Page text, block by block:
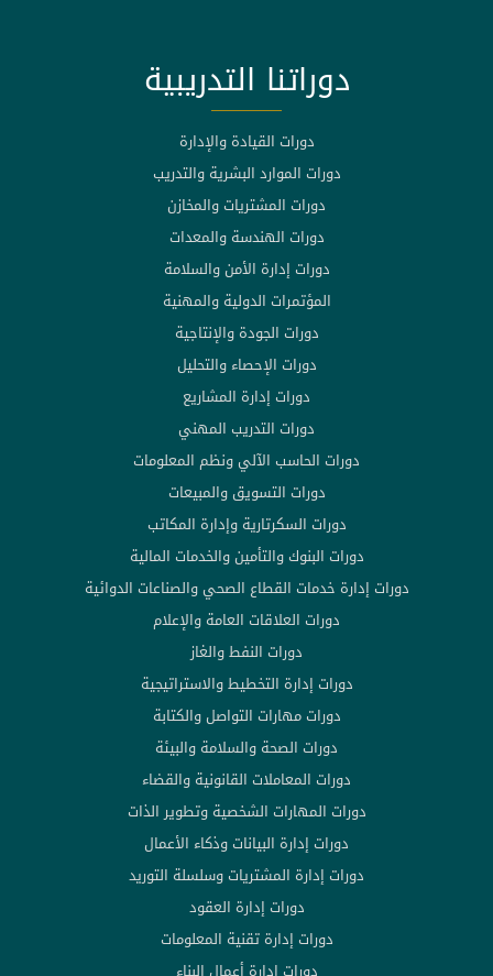
دوراتنا التدريبية
دورات القيادة والإدارة
دورات الموارد البشرية والتدريب
دورات المشتريات والمخازن
دورات الهندسة والمعدات
دورات إدارة الأمن والسلامة
المؤتمرات الدولية والمهنية
دورات الجودة والإنتاجية
دورات الإحصاء والتحليل
دورات إدارة المشاريع
دورات التدريب المهني
دورات الحاسب الآلي ونظم المعلومات
دورات التسويق والمبيعات
دورات السكرتارية وإدارة المكاتب
دورات البنوك والتأمين والخدمات المالية
دورات إدارة خدمات القطاع الصحي والصناعات الدوائية
دورات العلاقات العامة والإعلام
دورات النفط والغاز
دورات إدارة التخطيط والاستراتيجية
دورات مهارات التواصل والكتابة
دورات الصحة والسلامة والبيئة
دورات المعاملات القانونية والقضاء
دورات المهارات الشخصية وتطوير الذات
دورات إدارة البيانات وذكاء الأعمال
دورات إدارة المشتريات وسلسلة التوريد
دورات إدارة العقود
دورات إدارة تقنية المعلومات